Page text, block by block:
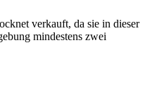
verkauft, da sie in dieser
mindestens zwei